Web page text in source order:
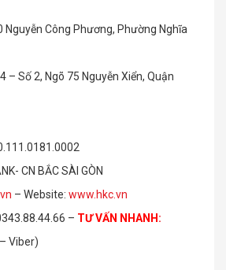
Nguyễn Công Phương, Phường Nghĩa
– Số 2, Ngõ 75 Nguyễn Xiển, Quận
CN BẮC SÀI GÒN
– Website: www.hkc.vn
– TƯ VẤN NHANH :
Viber)